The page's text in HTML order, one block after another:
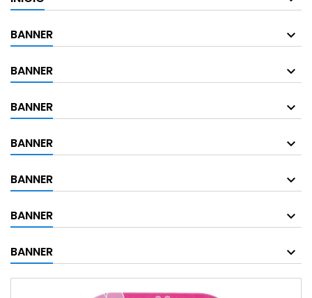
BANNER
BANNER
BANNER
BANNER
BANNER
BANNER
BANNER